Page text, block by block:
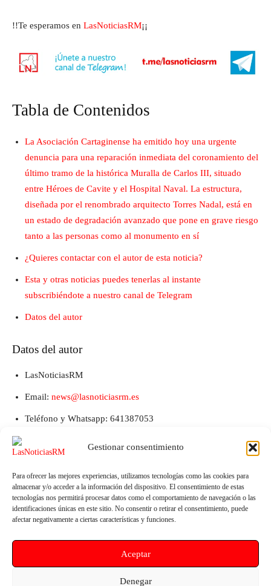
Gestionar consentimiento
Para ofrecer las mejores experiencias, utilizamos tecnologías como las cookies para
almacenar y/o acceder a la información del dispositivo. El consentimiento de estas
tecnologías nos permitirá procesar datos como el comportamiento de navegación o las
identificaciones únicas en este sitio. No consentir o retirar el consentimiento, puede
afectar negativamente a ciertas características y funciones.
Aceptar
Denegar
!!Te esperamos en LasNoticiasRM¡¡
Tabla de Contenidos
La Asociación Cartaginense ha emitido hoy una urgente
denuncia para una reparación inmediata del coronamiento del
último tramo de la histórica Muralla de Carlos III, situado
entre Héroes de Cavite y el Hospital Naval. La estructura,
diseñada por el renombrado arquitecto Torres Nadal, está en
un estado de degradación avanzado que pone en grave riesgo
tanto a las personas como al monumento en sí
¿Quieres contactar con el autor de esta noticia?
Esta y otras noticias puedes tenerlas al instante
subscribiéndote a nuestro canal de Telegram
Datos del autor
Datos del autor
LasNoticiasRM
Email: news@lasnoticiasrm.es
Teléfono y Whatsapp: 641387053
𝗩𝗜𝗜 𝗖𝗔𝗟𝗔𝗦𝗣𝗔𝗥𝗥𝗔 𝗦𝗨𝗠𝗠
Noche de humor – «Madre
mía», Ismael Lemais e Isita Díaz